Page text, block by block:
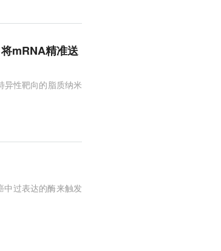
mRNA精准送
异性靶向的脂质纳米
中过表达的酶来触发